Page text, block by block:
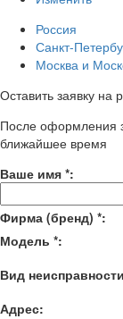
Россия
Санкт-
Москва и
Оставить заявку
После оформления
ближайшее время
Ваше имя *:
Фирма (бренд) *:
Модель *:
Вид
Адрес: